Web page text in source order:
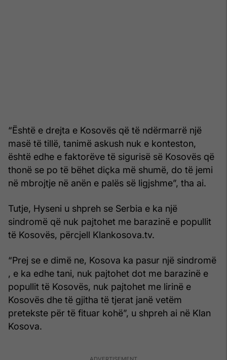
“Është e drejta e Kosovës që të ndërmarrë një
masë të tillë, tanimë askush nuk e konteston,
është edhe e faktorëve të sigurisë së Kosovës që
thonë se po të bëhet diçka më shumë, do të jemi
në mbrojtje në anën e palës së ligjshme”, tha ai.
Tutje, Hyseni u shpreh se Serbia e ka një
sindromë që nuk pajtohet me barazinë e popullit
të Kosovës, përcjell Klankosova.tv.
“Prej se e dimë ne, Kosova ka pasur një sindromë
, e ka edhe tani, nuk pajtohet dot me barazinë e
popullit të Kosovës, nuk pajtohet me lirinë e
Kosovës dhe të gjitha të tjerat janë vetëm
pretekste për të fituar kohë”, u shpreh ai në Klan
Kosova.